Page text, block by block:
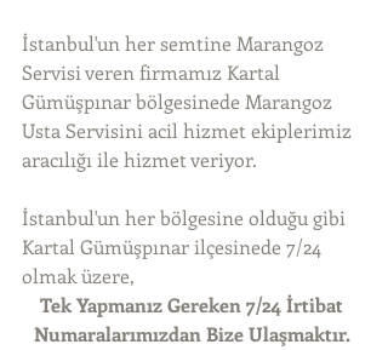
İstanbul'un her semtine Marangoz
Servisi veren firmamız Kartal
Gümüşpınar bölgesinede Marangoz
Usta Servisini acil hizmet ekiplerimiz
aracılığı ile hizmet veriyor.
İstanbul'un her bölgesine olduğu gibi
Kartal Gümüşpınar ilçesinede 7/24
olmak üzere,
Tek Yapmanız Gereken 7/24 İrtibat
Numaralarımızdan Bize Ulaşmaktır.